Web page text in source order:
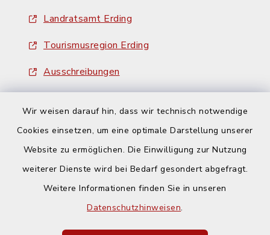
Wir weisen darauf hin, dass wir technisch notwendige
Cookies einsetzen, um eine optimale Darstellung unserer
Website zu ermöglichen. Die Einwilligung zur Nutzung
weiterer Dienste wird bei Bedarf gesondert abgefragt.
Weitere Informationen finden Sie in unseren
Datenschutzhinweisen.
Landratsamt Erding
Tourismusregion Erding
Ausschreibungen
Barrierefreiheit